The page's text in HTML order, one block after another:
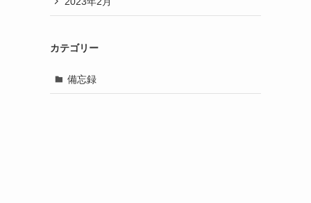
カテゴリー
備忘録